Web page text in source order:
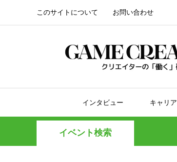
このサイトについて お問い合わせ
インタビュー キャリア
イベント検索